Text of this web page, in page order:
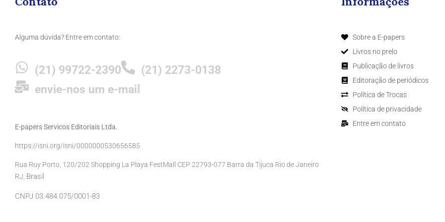
Alguma dúvida? Entre em contato:
(21) 99722-2390
(21) 2273-0138
envie-nos um e-mail
E-papers Servicos Editoriais Ltda.
https://isni.org/isni/0000000530656585
Rua Ruy Porto, 120/202 Shopping La Playa FestMall CEP 22793-077 Barra da Tijuca Rio de Janeiro
RJ, Brasil
CNPJ 03.484.075/0001-83
Sobre a E-papers
Livros no prelo
Publicação de livros
Editoração de periódicos
Política de Trocas
Política de privacidade
Entre em contato